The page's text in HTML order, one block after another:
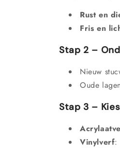
Rust en
Fris en
Stap 2 –
Nieuw
Oude
Stap 3 –
Vinylverf: